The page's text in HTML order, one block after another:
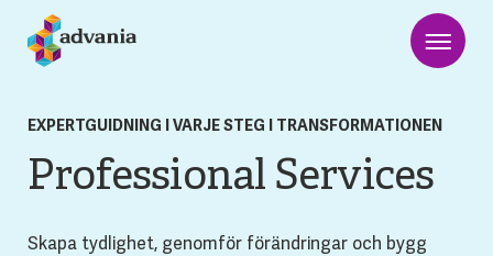
EXPERT­GUIDNING I VARJE STEG I TRANSFORMATIONEN
Professional Services
Skapa tydlighet, genomför förändringar och bygg